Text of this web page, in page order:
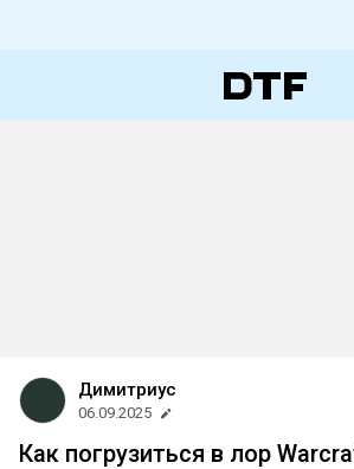
Димитриус
06.09.2025
Как погрузиться в лор